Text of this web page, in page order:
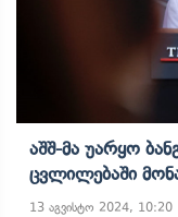
Აშშ-Მა Უარყო
Ცვლილებაში
13 აგვისტო 2024, 10:20